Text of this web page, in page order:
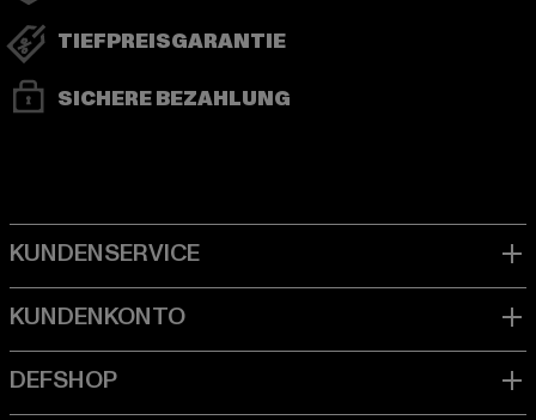
TIEFPREISGARANTIE
SICHERE BEZAHLUNG